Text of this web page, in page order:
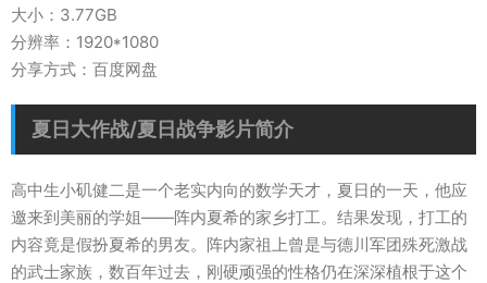
大小：3.77GB
分辨率：1920*1080
分享方式：百度网盘
夏日大作战/夏日战争影片简介
高中生小矶健二是一个老实内向的数学天才，夏日的一天，他应
邀来到美丽的学姐——阵内夏希的家乡打工。结果发现，打工的
内容竟是假扮夏希的男友。阵内家祖上曾是与德川军团殊死激战
的武士家族，数百年过去，刚硬顽强的性格仍在深深植根于这个